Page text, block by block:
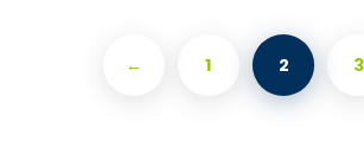
← 1 2 3